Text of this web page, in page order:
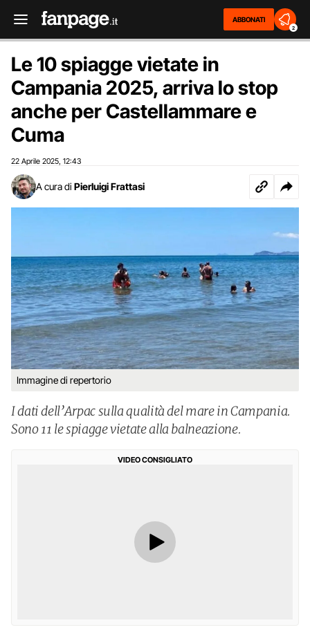
ABBONATI
2
Le 10 spiagge vietate in
Campania 2025, arriva lo stop
anche per Castellammare e
Cuma
22 Aprile 2025 12:43
A cura di Pierluigi Frattasi
Immagine di repertorio
I dati dell’Arpac sulla qualità del mare in Campania.
Sono 11 le spiagge vietate alla balneazione.
VIDEO CONSIGLIATO